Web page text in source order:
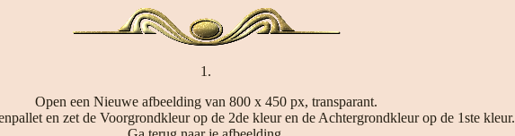
1.
Open een Nieuwe afbeelding van 800 x 450 px, transparant.
en zet de Voorgrondkleur op de 2de kleur en de Achtergrondkleur op de 1ste kleur.